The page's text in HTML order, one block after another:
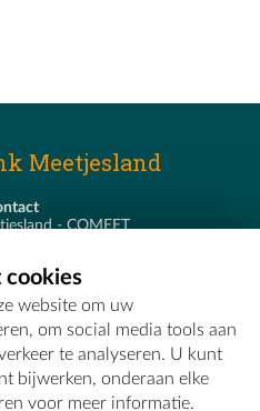
Meetjesland
- COMEET
75 96
cookies
website om uw
om social media tools aan
te analyseren. U kunt
bijwerken, onderaan elke
voor meer informatie.